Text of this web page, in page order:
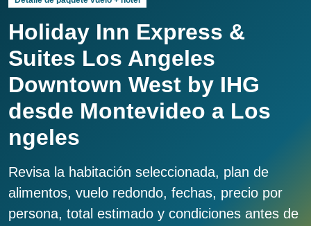
Holiday Inn Express &
Suites Los Angeles
Downtown West by IHG
desde Montevideo a Los
ngeles
Revisa la habitación seleccionada, plan de
alimentos, vuelo redondo, fechas, precio por
persona, total estimado y condiciones antes de